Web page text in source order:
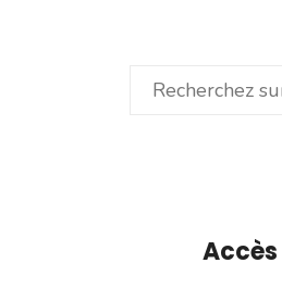
Rechercher